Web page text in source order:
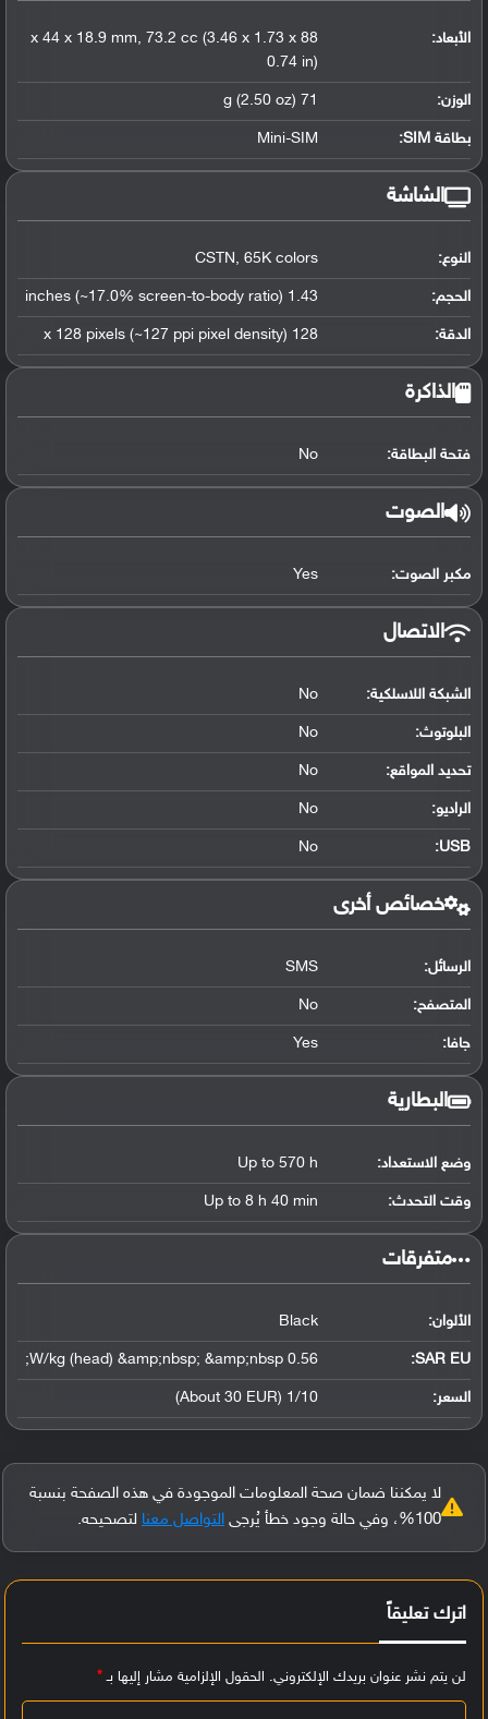
الأبعاد:
88 x 44 x 18.9 mm, 73.2 cc (3.46 x 1.73 x
0.74 in)
الوزن: 71 g (2.50 oz)
بطاقة SIM: Mini-SIM
الشاشة
النوع: CSTN, 65K colors
الحجم: 1.43 inches (~17.0% screen-to-body ratio)
الدقة: 128 x 128 pixels (~127 ppi pixel density)
الذاكرة
فتحة البطاقة: No
الصوت
مكبر الصوت: Yes
الاتصال
الشبكة اللاسلكية: No
البلوتوث:
No
تحديد المواقع:
No
الراديو: No
USB
:
No
خصائص أخرى
الرسائل: SMS
المتصفح: No
جافا: Yes
البطارية
وضع الاستعداد: Up to 570 h
وقت التحدث: Up to 8 h 40 min
‏متفرقات‏
الألوان: Black
SAR EU:
0.56 W/kg (head) &amp;nbsp; &amp;nbsp;
السعر: 1/10 (About 30 EUR)
لا يمكننا ضمان صحة المعلومات الموجودة في هذه الصفحة بنسبة
100%، وفي حالة وجود خطأ يُرجى
التواصل معنا لتصحيحه.
اترك تعليقاً
لن يتم نشر عنوان بريدك الإلكتروني. الحقول الإلزامية مشار إليها بـ*